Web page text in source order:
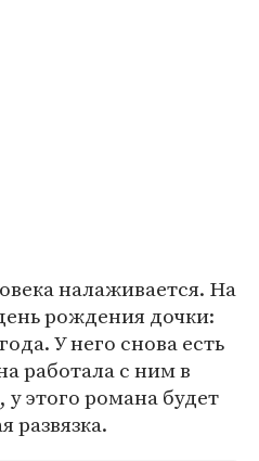
налаживается. На
рождения дочки:
У него снова есть
работала с ним в
этого романа будет
развязка.